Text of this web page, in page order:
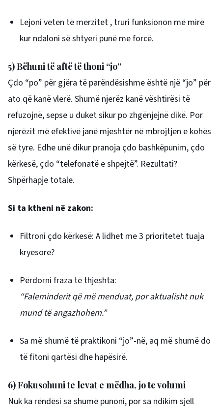
Lejoni veten të mërzitet , truri funksionon më mirë
kur ndaloni së shtyeri punë me forcë.
5) Bëhuni të aftë të thoni “jo”
Çdo “po” për gjëra të parëndësishme është një “jo” për
ato që kanë vlerë. Shumë njerëz kanë vështirësi të
refuzojnë, sepse u duket sikur po zhgënjejnë dikë. Por
njerëzit më efektivë janë mjeshtër në mbrojtjen e kohës
së tyre. Edhe unë dikur pranoja çdo bashkëpunim, çdo
kërkesë, çdo “telefonatë e shpejtë”. Rezultati?
Shpërhapje totale.
Si ta ktheni në zakon:
Filtroni çdo kërkesë: A lidhet me 3 prioritetet tuaja
kryesore?
Përdorni fraza të thjeshta:
“Faleminderit që më menduat, por aktualisht nuk
mund të angazhohem.”
Sa më shumë të praktikoni “jo”-në, aq më shumë do
të fitoni qartësi dhe hapësirë.
6) Fokusohuni te levat e mëdha, jo te volumi
Nuk ka rëndësi sa shumë punoni, por sa ndikim sjell